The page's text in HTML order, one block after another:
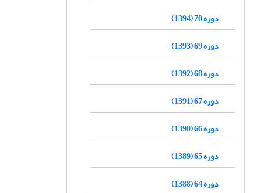
دوره 70 (1394)
دوره 69 (1393)
دوره 68 (1392)
دوره 67 (1391)
دوره 66 (1390)
دوره 65 (1389)
دوره 64 (1388)